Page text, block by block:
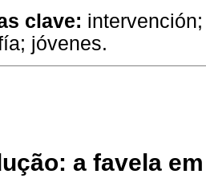
clave:
jóvenes.
a favela